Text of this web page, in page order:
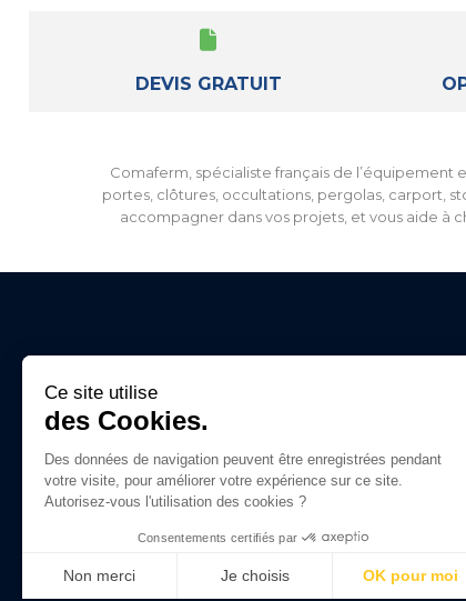
DEVIS GRATUIT
Comaferm, spécialiste français de l’équipement
portes, clôtures, occultations, pergolas, carport,
accompagner dans vos projets, et vous aide à
Domotiques extérieures
Clôtures
Équipements extérieurs
Ce site utilise
des Cookies.
Des données de navigation peuvent être enregistrées pendant
votre visite, pour améliorer votre expérience sur ce site.
Autorisez-vous l'utilisation des cookies ?
Consentements certifiés par
Non merci Je choisis OK pour moi